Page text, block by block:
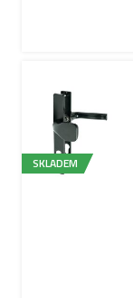
SKLADEM